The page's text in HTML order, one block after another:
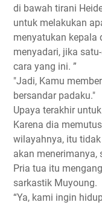
di bawah tirani
untuk melakukan
menyatukan kepala
menyadari, jika
cara yang ini. ”
"Jadi, Kamu
bersandar padaku."
Upaya terakhir
Karena dia
wilayahnya, itu
akan menerimanya,
Pria tua itu
sarkastik Muyoung.
“Ya, kami ingin